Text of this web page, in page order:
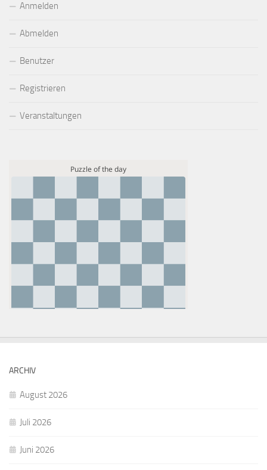
Anmelden
Abmelden
Benutzer
Registrieren
Veranstaltungen
ARCHIV
August 2026
Juli 2026
Juni 2026